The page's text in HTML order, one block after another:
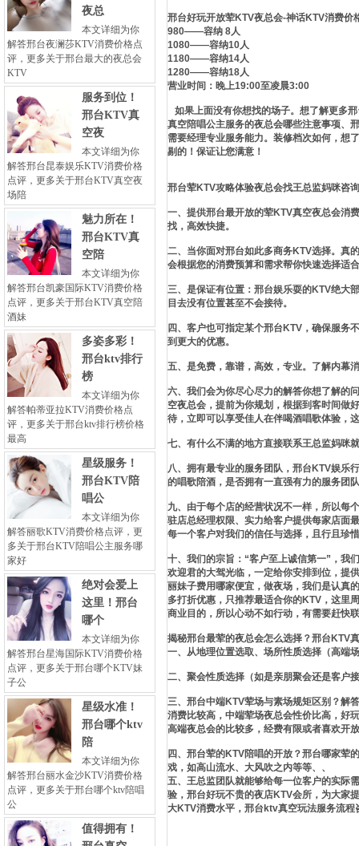
邢台好玩开放荤KTV夜总会-神话KTV消费价
980——容纳 8人
1080——容纳10人
1180——容纳14人
1280——容纳18人
营业时间：晚上19:00至凌晨3:00
如果上面没有你想找的场子。想了解更多
真空陪唱公主服务的夜总会哪些注意事项、
需要经理专业服务能力。装修档次如何，想
剔的！保证让您满意！
邢台荤KTV攻略体验夜总会找王总监妈咪咨
一、提供邢台最开放的荤KTV真空夜总会消
找，高效快捷。
二、当你面对邢台如此多商务KTV选择。真
会根据您的消费预算和需求帮你快速选择适
三、是保证有位置：邢台娱乐耍的KTV绝大
目去没有位置甚至不会接待。
四、客户也可指定某个邢台KTV，确保服务
到更大的优惠。
五、是免费，靠谱，高效，专业。了解内幕
六、我们会为你尽心尽力的解答你想了解的
空夜总会，提前为你规划，根据到客时间做
待，立即可以享受佳人在伴喝酒唱歌体验，
七、有什么不满的地方直接联系王总监妈咪
八、拥有最专业的服务团队，邢台KTV娱乐
的唱歌陪酒，是否拥有一直强有力的服务团
九、由于每个店的经营状况不一样，所以每
驻店总经理权限、实力给客户提供每家店面
每一个客户对我们的信任与选择，且行且珍
十、我们的宗旨：“客户至上诚信第一”，我
欢迎君的大驾光临，一定给你安排到位，提
丽妹子费用哪家便宜，做夜场，我们是认真
多打折优惠，只推荐最适合你的KTV，这里
商业目的，所以心动不如行动，有需要赶快
揭秘邢台最荤的夜总会怎么选择？邢台KTV
一、从地理位置选取、场所性质选择（高端
二、聚会性质选择（如是亲朋聚会还是客户
三、邢台中端KTV荤场与素场规矩区别？解
消费比较高，中端荤场夜总会性价比高，好
高端夜总会的比较多，经费有限或者喜欢开
四、邢台荤的KTV陪唱的开放？邢台哪家荤
戏，如高山流水、大风吹之内等等、、
五、王总监团队就能够给每一位客户的实际
验，邢台好玩不贵的夜店KTV会所，为大家
大KTV消费水平，邢台ktv真空玩法服务流
夜总
本文详细为你
解答邢台夜澜莎KTV消费价格点
评，更多关于邢台最大的夜总会
KTV
服务到位！
邢台KTV真
空夜
本文详细为你
解答邢台昆泰娱乐KTV消费价格
点评，更多关于邢台KTV真空夜
场陪
魅力所在！
邢台KTV真
空陪
本文详细为你
解答邢台凯豪国际KTV消费价格
点评，更多关于邢台KTV真空陪
酒妹
多姿多彩！
邢台ktv排行
榜
本文详细为你
解答帕蒂亚拉KTV消费价格点
评，更多关于邢台ktv排行榜价格
最高
星级服务！
邢台KTV陪
唱公
本文详细为你
解答丽歌KTV消费价格点评，更
多关于邢台KTV陪唱公主服务哪
家好
绝对会爱上
这里！邢台
哪个
本文详细为你
解答邢台星海国际KTV消费价格
点评，更多关于邢台哪个KTV妹
子公
星级水准！
邢台哪个ktv
陪
本文详细为你
解答邢台丽水金沙KTV消费价格
点评，更多关于邢台哪个ktv陪唱
公
值得拥有！